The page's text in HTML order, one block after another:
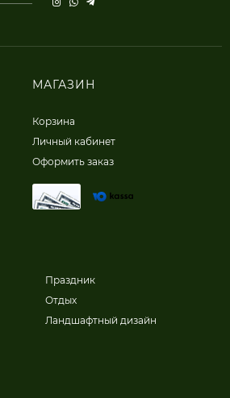
МАГАЗИН
Корзина
Личный кабинет
Оформить заказ
Праздник
Отдых
Ландшафтный дизайн